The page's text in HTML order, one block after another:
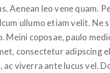
leo vene quam.
ullumo etiam velit. Ne
Meini coposae, paulo
consectetur adipscing
viverra ante lucus vel.